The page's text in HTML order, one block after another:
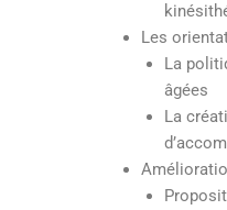
Les
La
âgées
La